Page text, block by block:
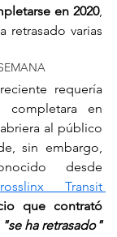
en 2020,
retrasado varias
requería
en
al público
desde
Transit
que contrató
"se ha retrasado"